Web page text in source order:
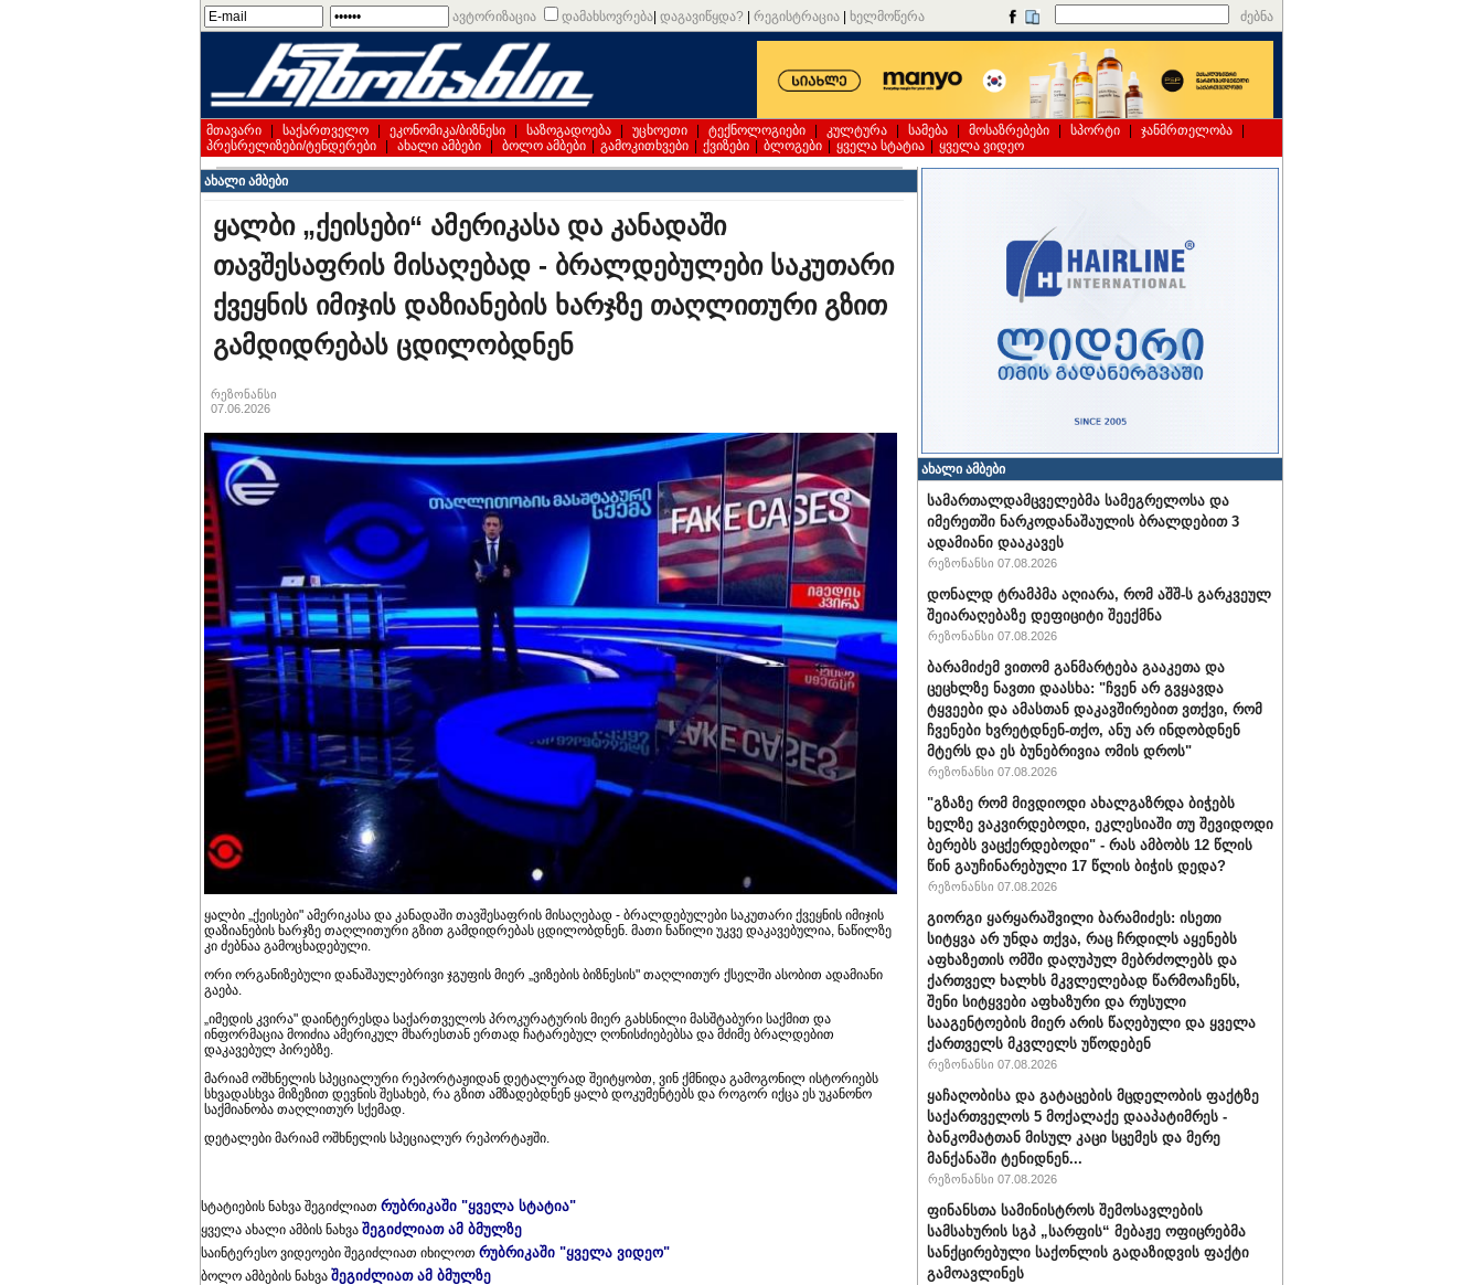
ავტორიზაცია დამახსოვრება დაგავიწყდა? რეგისტრაცია ხელმოწერა ძებნა
მთავარი საქართველო ეკონომიკა/ბიზნესი საზოგადოება უცხოეთი ტექნოლოგიები კულტურა სამება მოსაზრებები სპორტი ჯანმრთელობა
პრესრელიზები/ტენდერები
ახალი ამბები ბოლო ამბები გამოკითხვები ქვიზები ბლოგები ყველა სტატია ყველა ვიდეო
ახალი ამბები
ყალბი „ქეისები“ ამერიკასა და კანადაში
თავშესაფრის მისაღებად - ბრალდებულები საკუთარი
ქვეყნის იმიჯის დაზიანების ხარჯზე თაღლითური გზით
გამდიდრებას ცდილობდნენ
რეზონანსი
07.06.2026
ყალბი „ქეისები" ამერიკასა და კანადაში თავშესაფრის მისაღებად - ბრალდებულები საკუთარი ქვეყნის იმიჯის
დაზიანების ხარჯზე თაღლითური გზით გამდიდრებას ცდილობდნენ. მათი ნაწილი უკვე დაკავებულია, ნაწილზე
კი ძებნაა გამოცხადებული.
ორი ორგანიზებული დანაშაულებრივი ჯგუფის მიერ „ვიზების ბიზნესის" თაღლითურ ქსელში ასობით ადამიანი
გაება.
„იმედის კვირა" დაინტერესდა საქართველოს პროკურატურის მიერ გახსნილი მასშტაბური საქმით და
ინფორმაცია მოიძია ამერიკულ მხარესთან ერთად ჩატარებულ ღონისძიებებსა და მძიმე ბრალდებით
დაკავებულ პირებზე.
მარიამ ოშხნელის სპეციალური რეპორტაჟიდან დეტალურად შეიტყობთ, ვინ ქმნიდა გამოგონილ ისტორიებს
სხვადასხვა მიზეზით დევნის შესახებ, რა გზით ამზადებდნენ ყალბ დოკუმენტებს და როგორ იქცა ეს უკანონო
საქმიანობა თაღლითურ სქემად.
დეტალები მარიამ ოშხნელის სპეციალურ რეპორტაჟში.
სტატიების ნახვა შეგიძლიათ რუბრიკაში "ყველა სტატია"
ყველა ახალი ამბის ნახვა შეგიძლიათ ამ ბმულზე
საინტერესო ვიდეოები შეგიძლიათ იხილოთ რუბრიკაში "ყველა ვიდეო"
ბოლო ამბების ნახვა შეგიძლიათ ამ ბმულზე
ახალი ამბები
სამართალდამცველებმა სამეგრელოსა და
იმერეთში ნარკოდანაშაულის ბრალდებით 3
ადამიანი დააკავეს
რეზონანსი 07.08.2026
დონალდ ტრამპმა აღიარა, რომ აშშ-ს გარკვეულ
შეიარაღებაზე დეფიციტი შეექმნა
რეზონანსი 07.08.2026
ბარამიძემ ვითომ განმარტება გააკეთა და
ცეცხლზე ნავთი დაასხა: "ჩვენ არ გვყავდა
ტყვეები და ამასთან დაკავშირებით ვთქვი, რომ
ჩვენები ხვრეტდნენ-თქო, ანუ არ ინდობდნენ
მტერს და ეს ბუნებრივია ომის დროს"
რეზონანსი 07.08.2026
"გზაზე რომ მივდიოდი ახალგაზრდა ბიჭებს
ხელზე ვაკვირდებოდი, ეკლესიაში თუ შევიდოდი
ბერებს ვაცქერდებოდი" - რას ამბობს 12 წლის
წინ გაუჩინარებული 17 წლის ბიჭის დედა?
რეზონანსი 07.08.2026
გიორგი ყარყარაშვილი ბარამიძეს: ისეთი
სიტყვა არ უნდა თქვა, რაც ჩრდილს აყენებს
აფხაზეთის ომში დაღუპულ მებრძოლებს და
ქართველ ხალხს მკვლელებად წარმოაჩენს,
შენი სიტყვები აფხაზური და რუსული
სააგენტოების მიერ არის წაღებული და ყველა
ქართველს მკვლელს უწოდებენ
რეზონანსი 07.08.2026
ყაჩაღობისა და გატაცების მცდელობის ფაქტზე
საქართველოს 5 მოქალაქე დააპატიმრეს -
ბანკომატთან მისულ კაცი სცემეს და მერე
მანქანაში ტენიდნენ...
რეზონანსი 07.08.2026
ფინანსთა სამინისტროს შემოსავლების
სამსახურის სგპ „სარფის“ მებაჟე ოფიცრებმა
სანქცირებული საქონლის გადაზიდვის ფაქტი
გამოავლინეს